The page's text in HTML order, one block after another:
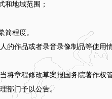
地域范围；
程度。
作品或者录音录像制品等使用
章程修改草案报国务院著作权
部门予以公告。